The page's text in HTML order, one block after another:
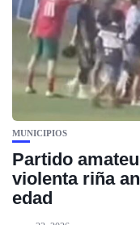
MUNICIPIOS
Partido
violenta riña
edad